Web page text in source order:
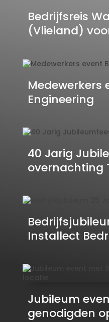
Bedrijfsreis
(Vlieland)
Medewerkers
Engineering
40 Jarig
overnachting
Installect
Jubileum
genodigden